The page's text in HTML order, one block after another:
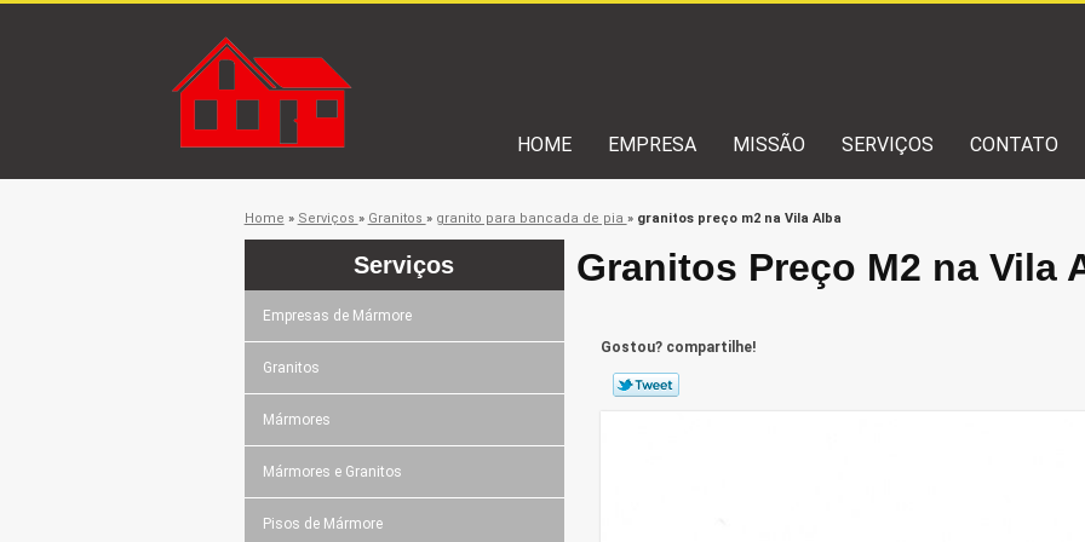
HOME EMPRESA MISSÃO SERVIÇOS CONTATO
Home » Serviços » Granitos » granito para bancada de pia » granitos preço m2 na Vila Alba
Serviços
Empresas de Mármore
Granitos
Mármores
Mármores e Granitos
Pisos de Mármore
Granitos Preço M2 na Vila
Gostou? compartilhe!